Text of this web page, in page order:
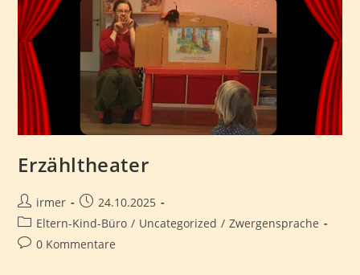
Erzähltheater
Beitrags-
Autor:
irmer
Beitrag
veröffentlicht:
24.10.2025
Beitrags-
Kategorie:
Eltern-Kind-Büro / Uncategorized / Zwergensprache
Beitrags-
0 Kommentare